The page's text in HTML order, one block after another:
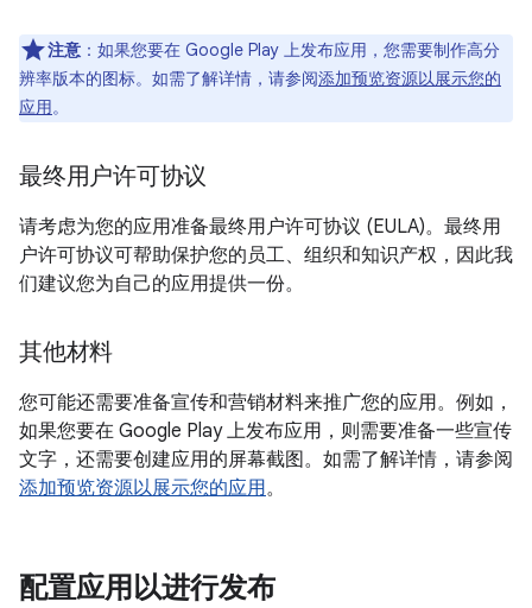
注意 ：如果您要在 Google Play 上发布应用，您需要制作高分
辨率版本的图标。如需了解详情，请参阅添加预览资源以展示您的
应用。
最终用户许可协议
请考虑为您的应用准备最终用户许可协议 (EULA)。最终用
户许可协议可帮助保护您的员工、组织和知识产权，因此我
们建议您为自己的应用提供一份。
其他材料
您可能还需要准备宣传和营销材料来推广您的应用。例如，
如果您要在 Google Play 上发布应用，则需要准备一些宣传
文字，还需要创建应用的屏幕截图。如需了解详情，请参阅
添加预览资源以展示您的应用。
配置应用以进行发布